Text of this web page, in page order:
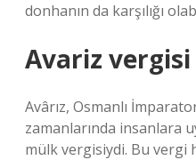
donhanın da karşılığı
Avariz
Avârız, Osmanlı
zamanlarında insanlara
mülk vergisiydi. Bu vergi